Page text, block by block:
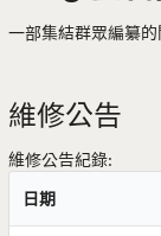
一部集結群眾編纂
維修公告
維修公告紀錄:
日期